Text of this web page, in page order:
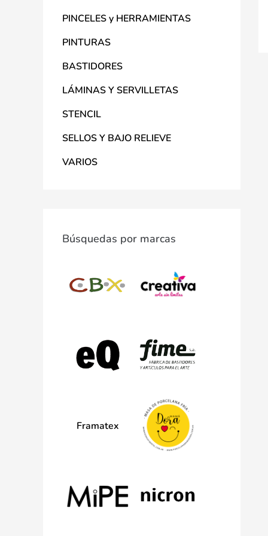
PINCELES y HERRAMIENTAS
PINTURAS
BASTIDORES
LÁMINAS Y SERVILLETAS
STENCIL
SELLOS Y BAJO RELIEVE
VARIOS
Framatex